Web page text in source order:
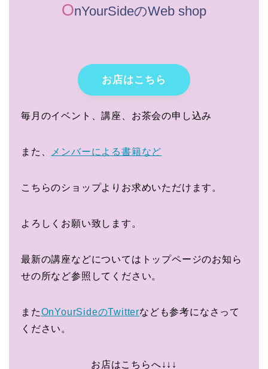
OnYourSideのWeb shop
お店はこちら
毎月のイベント、講座、お茶会の申し込み
また、 メンバーによる書籍など
こちらのショップよりお求めいただけます。
よろしくお願い致します。
最新の講座などについてはトップページのお知ら
せの所など参照してください。
またOnYourSideのTwitterなども参考になさって
ください。
お店はこちらへ↓↓↓